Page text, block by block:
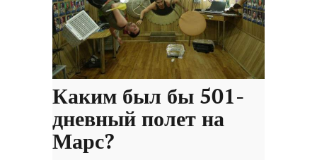
Каким был бы 501-
дневный полет на
Марс?